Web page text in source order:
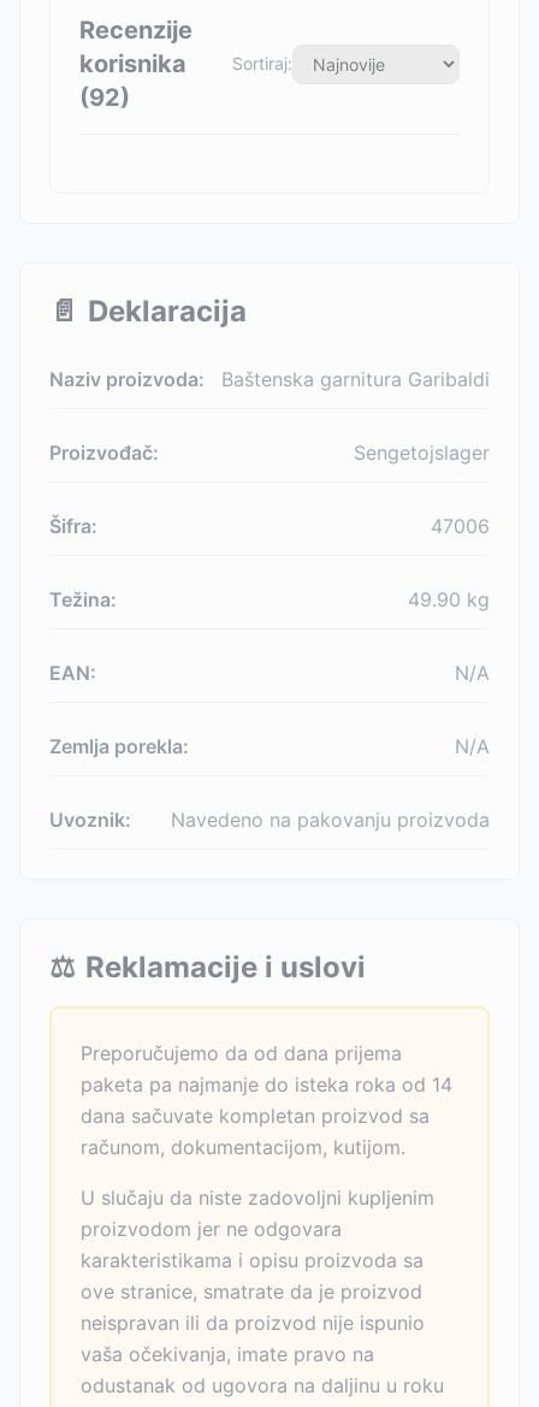
Recenzije
korisnika
(92)
Sortiraj:
📄 Deklaracija
Naziv proizvoda: Baštenska garnitura Garibaldi
Proizvođač: Sengetojslager
Šifra: 47006
Težina: 49.90 kg
EAN: N/A
Zemlja porekla: N/A
Uvoznik: Navedeno na pakovanju proizvoda
⚖️ Reklamacije i uslovi
Preporučujemo da od dana prijema
paketa pa najmanje do isteka roka od 14
dana sačuvate kompletan proizvod sa
računom, dokumentacijom, kutijom.
U slučaju da niste zadovoljni kupljenim
proizvodom jer ne odgovara
karakteristikama i opisu proizvoda sa
ove stranice, smatrate da je proizvod
neispravan ili da proizvod nije ispunio
vaša očekivanja, imate pravo na
odustanak od ugovora na daljinu u roku